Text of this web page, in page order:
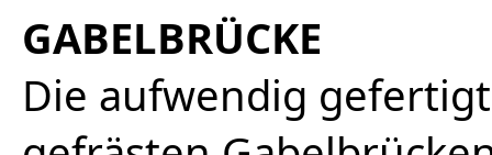
GABELBRÜCKE
Die aufwendig